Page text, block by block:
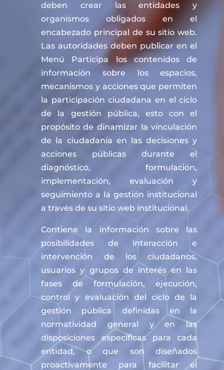
deben crear las entidades y
organismos obligados en el
encabezado principal de su sitio web.
Las autoridades deben publicar en el
Menú Participa los contenidos de
información sobre los espacios,
mecanismos y acciones que permiten
la participación ciudadana en el ciclo
de la gestión pública, esto con el
propósito de dinamizar la vinculación
de la ciudadanía en las decisiones y
acciones públicas durante el
diagnóstico, formulación,
implementación, evaluación y
seguimiento a la gestión institucional
a través de su sitio web institucional.
Contiene la información sobre las
posibilidades de interacción e
intervención de los ciudadanos,
usuarios y grupos de interés en las
fases de formulación, ejecución,
control y evaluación del ciclo de la
gestión pública definidas en la
normatividad general y en las
disposiciones específicas para cada
entidad, o que son diseñados
proactivamente para facilitar el